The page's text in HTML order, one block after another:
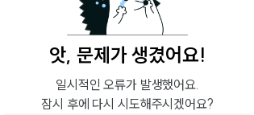
앗, 문제가 생겼어요!
일시적인 오류가 발생했어요.
잠시 후에 다시 시도해주시겠어요?